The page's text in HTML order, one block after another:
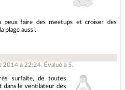
peux faire des meetups et croiser des
plage aussi.
2014 à 22:24. Évalué à 5.
surfaite, de toutes
dans le ventilateur des